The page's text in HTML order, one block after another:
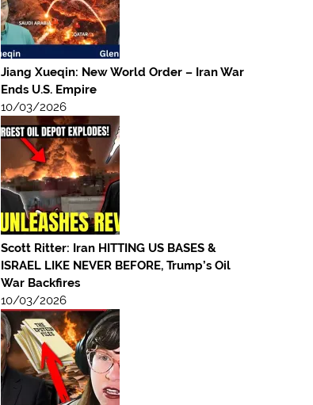
Jiang Xueqin: New World Order – Iran War
Ends U.S. Empire
10/03/2026
Scott Ritter: Iran HITTING US BASES &
ISRAEL LIKE NEVER BEFORE, Trump’s Oil
War Backfires
10/03/2026